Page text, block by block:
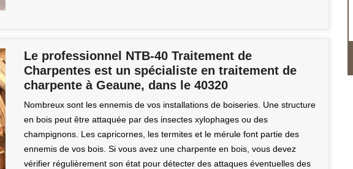
Le professionnel NTB-40 Traitement de
Charpentes est un spécialiste en traitement de
charpente à Geaune, dans le 40320
Nombreux sont les ennemis de vos installations de boiseries. Une structure
en bois peut être attaquée par des insectes xylophages ou des
champignons. Les capricornes, les termites et le mérule font partie des
ennemis de vos bois. Si vous avez une charpente en bois, vous devez
vérifier régulièrement son état pour détecter des attaques éventuelles des